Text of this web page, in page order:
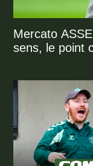
Mercato
sens, le point